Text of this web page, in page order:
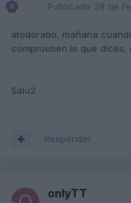
Publicado 28 de
atodorabo, mañana
comprueben lo que dices,
Salu2
Responder
onlyTT